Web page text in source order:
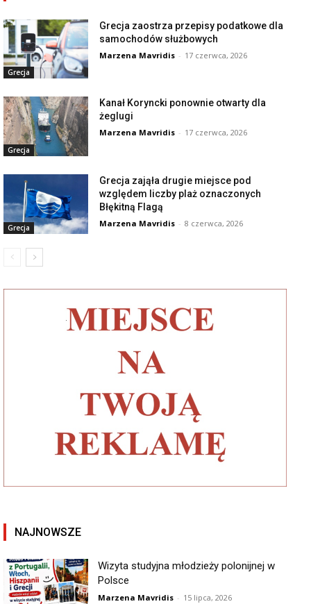
Grecja
Grecja zaostrza przepisy podatkowe dla
samochodów służbowych
Marzena Mavridis - 17 czerwca, 2026
Grecja
Kanał Koryncki ponownie otwarty dla
żeglugi
Marzena Mavridis - 17 czerwca, 2026
Grecja
Grecja zająła drugie miejsce pod
względem liczby plaż oznaczonych
Błękitną Flagą
Marzena Mavridis - 8 czerwca, 2026
NAJNOWSZE
Wizyta studyjna młodzieży polonijnej w
Polsce
Marzena Mavridis - 15 lipca, 2026